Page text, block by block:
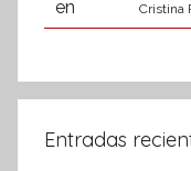
Cristina
Entradas